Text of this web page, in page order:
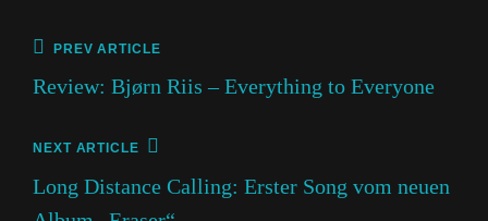
Beitragsnavigation
Previous
PREV ARTICLE
Review: Bjørn Riis – Everything to Everyone
Next
NEXT ARTICLE
Long Distance Calling: Erster Song vom neuen